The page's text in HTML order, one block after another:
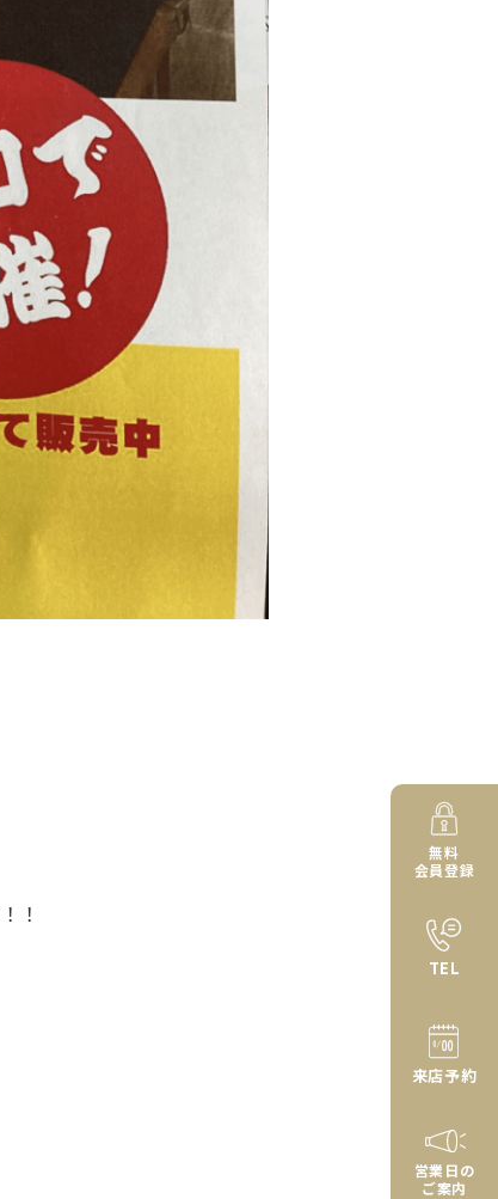
！
無料
会員登録
TEL
来店予約
営業日の
ご案内